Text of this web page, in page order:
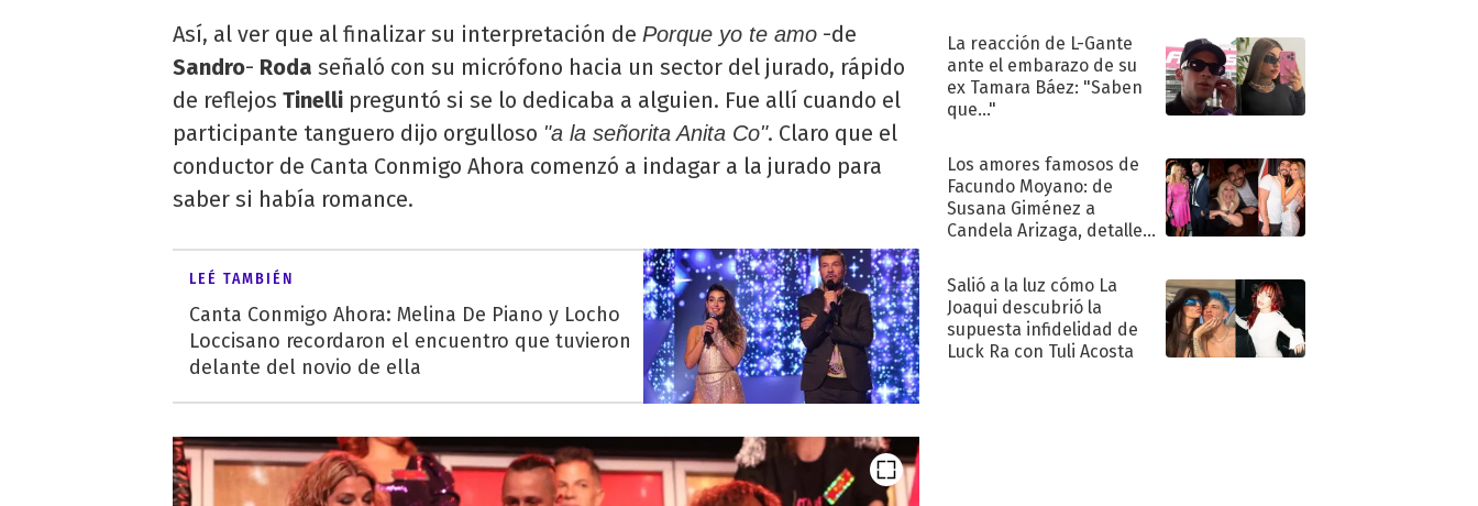
Así, al ver que al finalizar su interpretación de Porque yo te amo -de
Sandro- Roda señaló con su micrófono hacia un sector del jurado, rápido
de reflejos Tinelli preguntó si se lo dedicaba a alguien. Fue allí cuando el
participante tanguero dijo orgulloso "a la señorita Anita Co". Claro que el
conductor de Canta Conmigo Ahora comenzó a indagar a la jurado para
saber si había romance.
LEÉ TAMBIÉN
Canta Conmigo Ahora: Melina De Piano y Locho
Loccisano recordaron el encuentro que tuvieron
delante del novio de ella
La reacción de L-Gante
ante el embarazo de su
ex Tamara Báez: "Saben
que..."
Los amores famosos de
Facundo Moyano: de
Susana Giménez a
Candela Arizaga, detalles
sentimental
Salió a la luz cómo La
Joaqui descubrió la
supuesta infidelidad de
Luck Ra con Tuli Acosta